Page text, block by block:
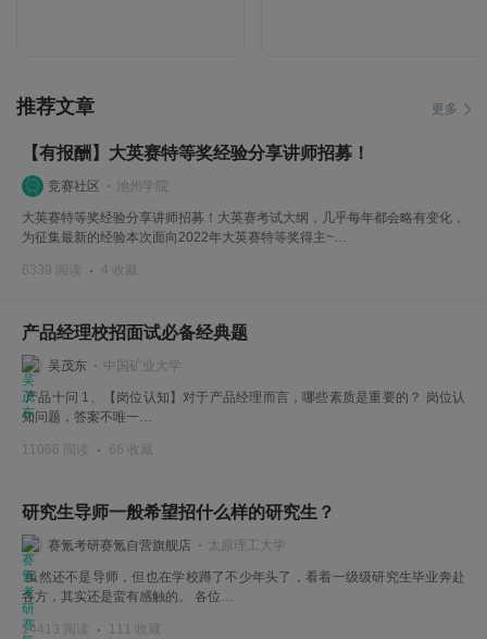
推荐文章 更多
【有报酬】大英赛特等奖经验分享讲师招募！
竞赛社区 池州学院
大英赛特等奖经验分享讲师招募！大英赛考试大纲，几乎每年都会略有变化，
为征集最新的经验本次面向2022年大英赛特等奖得主~…
6339 阅读 4 收藏
产品经理校招面试必备经典题
吴茂东 中国矿业大学
产品十问 1、【岗位认知】对于产品经理而言，哪些素质是重要的？ 岗位认
知问题，答案不唯一…
11066 阅读 66 收藏
研究生导师一般希望招什么样的研究生？
赛氪考研赛氪自营旗舰店 太原理工大学
虽然还不是导师，但也在学校蹲了不少年头了，看着一级级研究生毕业奔赴
各方，其实还是蛮有感触的。 各位…
14413 阅读 111 收藏